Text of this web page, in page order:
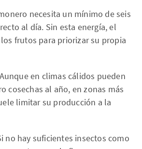
necesita un mínimo de seis
al día. Sin esta energía, el
frutos para priorizar su propia
Aunque en climas cálidos pueden
cosechas al año, en zonas más
limitar su producción a la
no hay suficientes insectos como